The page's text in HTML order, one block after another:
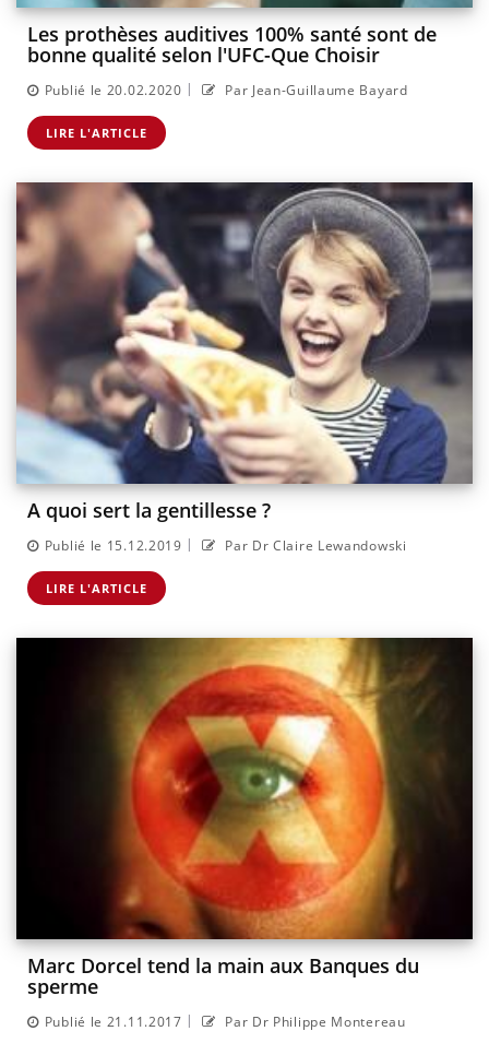
Les prothèses auditives 100% santé sont de
bonne qualité selon l'UFC-Que Choisir
Publié le 20.02.2020 | Par Jean-Guillaume Bayard
LIRE L'ARTICLE
A quoi sert la gentillesse ?
Publié le 15.12.2019 | Par Dr Claire Lewandowski
LIRE L'ARTICLE
Marc Dorcel tend la main aux Banques du
sperme
Publié le 21.11.2017 | Par Dr Philippe Montereau